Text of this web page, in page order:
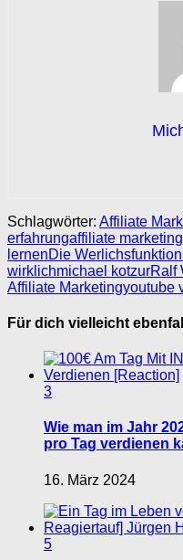
Schlagwörter: Affiliate
erfahrungaffiliate
lernenDie Werlichs
wirklichmichael kotzurRalf
Affiliate Marketingyoutube
Für dich vielleicht
3
Wie man im Jahr
pro Tag verdienen
16. März 2024
5